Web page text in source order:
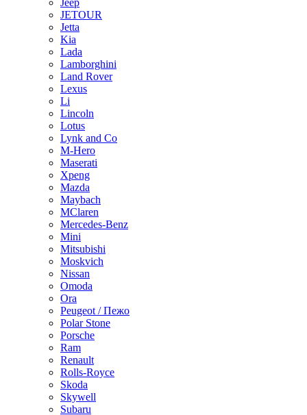
Jeep
JETOUR
Jetta
Kia
Lada
Lamborghini
Land Rover
Lexus
Li
Lincoln
Lotus
Lynk and Co
M-Hero
Maserati
Xpeng
Mazda
Maybach
MClaren
Mercedes-Benz
Mini
Mitsubishi
Moskvich
Nissan
Omoda
Ora
Peugeot / Пежо
Polar Stone
Porsche
Ram
Renault
Rolls-Royce
Skoda
Skywell
Subaru